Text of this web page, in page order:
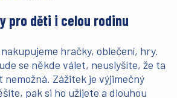
pro děti i celou rodinu
hračky, oblečení, hry.
se někde válet, neuslyšíte, že ta
Zážitek je výjimečný
pak si ho užijete a dlouhou